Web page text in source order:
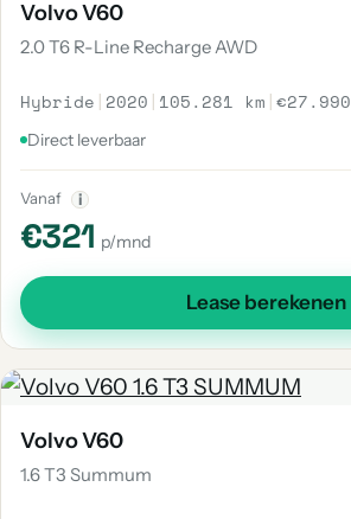
Volvo V60
2.0 T6 R-Line Recharge AWD
Hybride | 2020 | 105.281 km |€27.990
Direct leverbaar
Vanaf i
€321 p/mnd
Lease berekenen
Volvo V60
1.6 T3 Summum